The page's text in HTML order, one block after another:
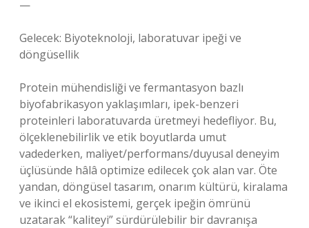
—
Gelecek: Biyoteknoloji, laboratuvar ipeği ve
döngüsellik
Protein mühendisliği ve fermantasyon bazlı
biyofabrikasyon yaklaşımları, ipek-benzeri
proteinleri laboratuvarda üretmeyi hedefliyor. Bu,
ölçeklenebilirlik ve etik boyutlarda umut
vadederken, maliyet/performans/duyusal deneyim
üçlüsünde hâlâ optimize edilecek çok alan var. Öte
yandan, döngüsel tasarım, onarım kültürü, kiralama
ve ikinci el ekosistemi, gerçek ipeğin ömrünü
uzatarak “kaliteyi” sürdürülebilir bir davranışa